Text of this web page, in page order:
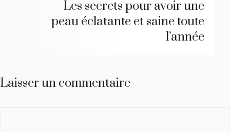
Les secrets pour avoir une
peau éclatante et saine toute
l’année
Laisser un commentaire